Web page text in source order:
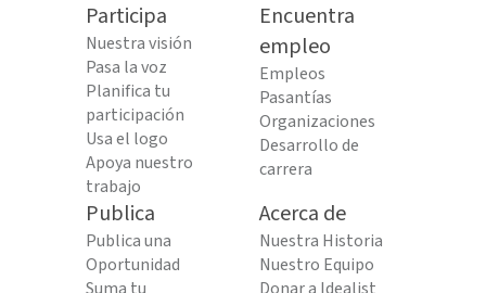
Participa
Nuestra visión
Pasa la voz
Planifica tu
participación
Usa el logo
Apoya nuestro
trabajo
Encuentra
empleo
Empleos
Pasantías
Organizaciones
Desarrollo de
carrera
Publica
Publica una
Oportunidad
Acerca de
Nuestra Historia
Nuestro Equipo